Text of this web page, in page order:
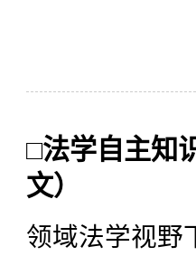
□法学自主知
文）
领域法学视野